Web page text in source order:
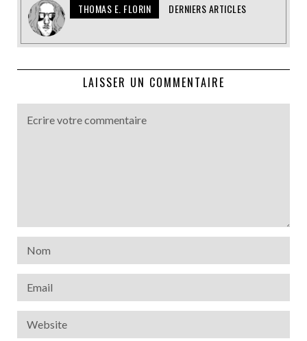
THOMAS E. FLORIN DERNIERS ARTICLES
LAISSER UN COMMENTAIRE